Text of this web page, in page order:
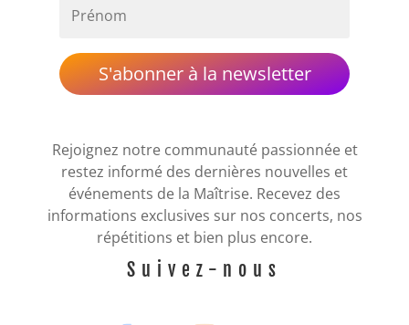
S'abonner à la newsletter
Rejoignez notre communauté passionnée et
restez informé des dernières nouvelles et
événements de la Maîtrise. Recevez des
informations exclusives sur nos concerts, nos
répétitions et bien plus encore.
Suivez-nous